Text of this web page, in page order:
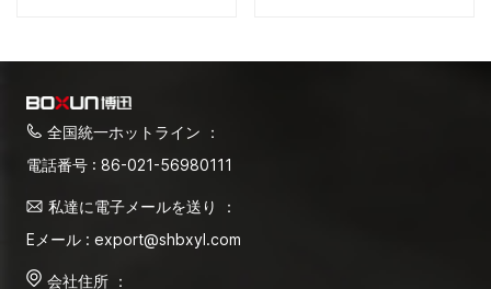
全国統一ホットライン ：
電話番号 : 86-021-56980111
私達に電子メールを送り ：
Eメール : export@shbxyl.com
会社住所 ：